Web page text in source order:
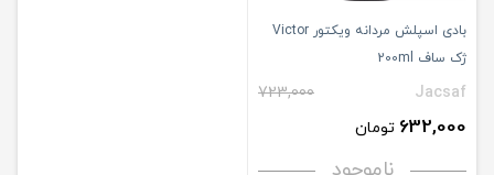
بادی اسپلش مردانه ویکتور Victor
ژک ساف 200ml
Jacsaf
723,000
632,000 تومان